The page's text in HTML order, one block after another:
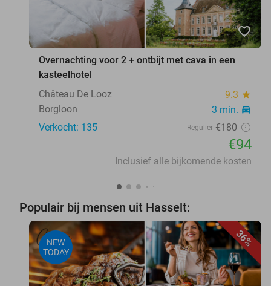
favorite_border
Overnachting voor 2 + ontbijt met cava in een
kasteelhotel
Château De Looz
9.3 star
Borgloon 3 min. directions_car
Verkocht: 135 Regulier €180
€94
Inclusief alle bijkomende kosten
Populair bij mensen uit Hasselt:
36%
NEW
TODAY